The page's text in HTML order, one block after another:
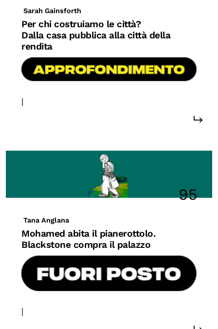
Sarah Gainsforth
Per chi costruiamo le città?
Dalla casa pubblica alla città della
rendita
|
95
Tana Anglana
Mohamed abita il pianerottolo.
Blackstone compra il palazzo
|